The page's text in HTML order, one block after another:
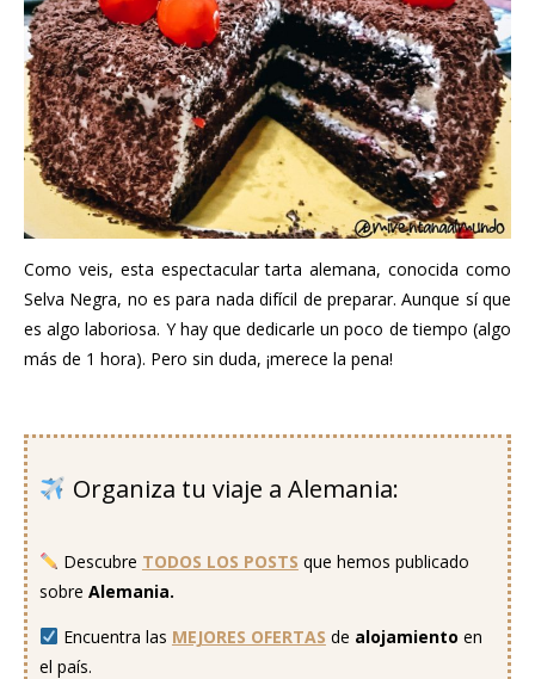
Como veis, esta espectacular tarta alemana, conocida como
Selva Negra, no es para nada difícil de preparar. Aunque sí que
es algo laboriosa. Y hay que dedicarle un poco de tiempo (algo
más de 1 hora). Pero sin duda, ¡merece la pena!
Organiza tu viaje a Alemania:
Descubre TODOS LOS POSTS que hemos publicado
sobre Alemania.
Encuentra las MEJORES OFERTAS de alojamiento en
el país.